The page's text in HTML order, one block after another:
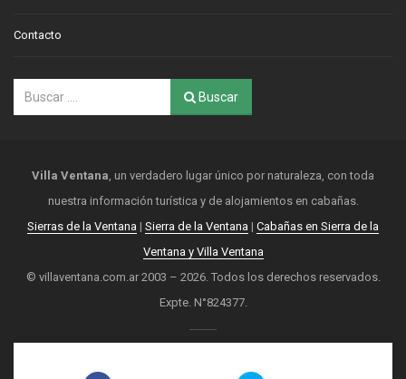
Contacto
Buscar
Villa Ventana, un verdadero lugar único por naturaleza, con toda
nuestra información turística y de alojamientos en cabañas.
Sierras de la Ventana | Sierra de la Ventana | Cabañas en Sierra de la
Ventana y Villa Ventana
© villaventana.com.ar 2003 – 2026. Todos los derechos reservados.
Expte. N°824377.